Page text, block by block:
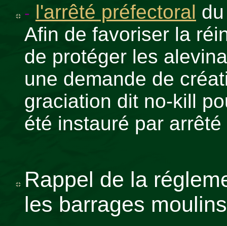
- l'arrêté préfectoral
Afin de favoriser la
de protéger les
une demande de
graciation dit no-kill
été instauré par
Rappel de la
les barrages